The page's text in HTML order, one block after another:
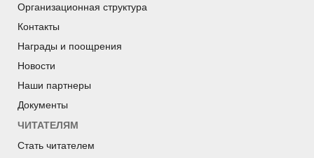
Организационная структура
Контакты
Награды и поощрения
Новости
Наши партнеры
Документы
ЧИТАТЕЛЯМ
Стать читателем